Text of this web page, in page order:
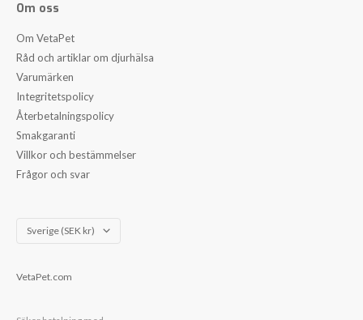
Om oss
Om VetaPet
Råd och artiklar om djurhälsa
Varumärken
Integritetspolicy
Återbetalningspolicy
Smakgaranti
Villkor och bestämmelser
Frågor och svar
Land/Region Sverige (SEK kr)
VetaPet.com